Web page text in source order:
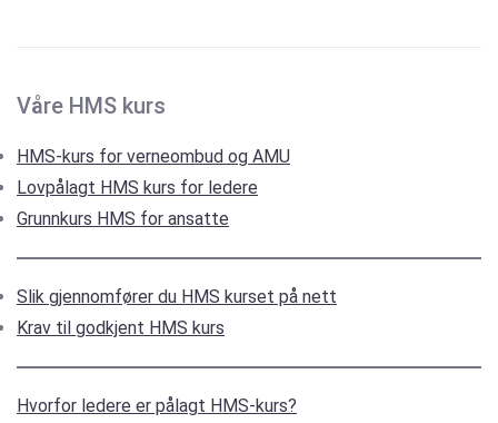
Våre HMS kurs
HMS-kurs for verneombud og AMU
Lovpålagt HMS kurs for ledere
Grunnkurs HMS for ansatte
Slik gjennomfører du HMS kurset på nett
Krav til godkjent HMS kurs
Hvorfor ledere er pålagt HMS-kurs?